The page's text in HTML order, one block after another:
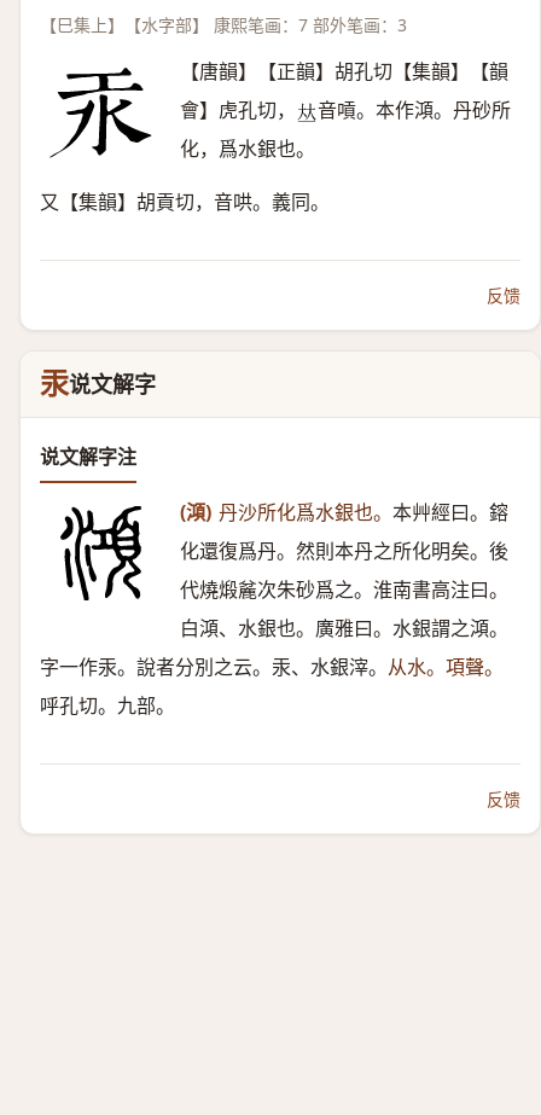
【巳集上】【水字部】 康熙笔画：7 部外笔画：3
【唐韻】【正韻】胡孔切【集韻】【韻
會】虎孔切， 𠀤音嗊。本作澒。丹砂所
化，爲水銀也。
又【集韻】胡貢切，音哄。義同。
反馈
汞说文解字
说文解字注
(澒) 丹沙所化爲水銀也。 本艸經曰。鎔
化還復爲丹。然則本丹之所化明矣。後
代燒煅麄次朱砂爲之。淮南書高注曰。
白澒、水銀也。廣雅曰。水銀謂之澒。
字一作汞。說者分別之云。汞、水銀滓。 从水。項聲。
呼孔切。九部。
反馈